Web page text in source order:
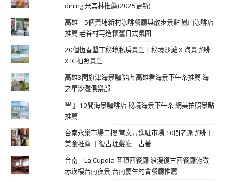
dining 米其林推薦(2025更新)
高雄｜5個黃埔新村咖啡餐廳與散步景點 鳳山咖啡店
推薦 老眷村再造懷舊日式氛圍
20個恆春墾丁秘境私房景點 | 秘境沙灘 X 海景咖啡
X IG拍照景點
高雄3間旗津海景咖啡店 高雄看海景下午茶推薦 海
之星沙灘俱樂部
墾丁 10間海景咖啡店 秘境海景下午茶 網美拍照景點
推薦
台南永樂市場二樓 當文青進駐市場 10間老派咖啡｜
美食推薦 ｜復古理髮廳｜古著
台南｜La Cupola 圓頂西餐廳 浪漫復古西餐廳俯瞰
赤崁樓台南夜景 台南慶生約會餐廳推薦